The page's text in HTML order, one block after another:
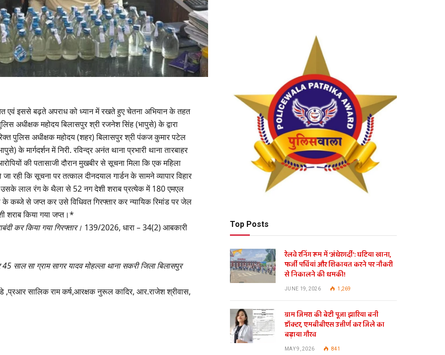
एवं इससे बढ़ते अपराध को ध्यान में रखते हुए चेतना अभियान के तहत
अधीक्षक महोदय बिलासपुर श्री रजनेश सिंह (भापुसे) के द्वारा
पुलिस अधीक्षक महोदय (शहर) बिलासपुर श्री पंकज कुमार पटेल
के मार्गदर्शन में निरी. रविन्द्र अनंत थाना प्रभारी थाना तारबाहर
की पतासाजी दौरान मुखबीर से सूचना मिला कि एक महिला
कि सूचना पर तत्काल दीनदयाल गार्डन के सामने व्यापार विहार
लाल रंग के थैला से 52 नग देशी शराब प्रत्येक में 180 एमएल
कब्जे से जप्त कर उसे विधिवत गिरफ्तार कर न्यायिक रिमांड पर जेल
शराब किया गया जप्त।*
कर किया गया गिरफ्तार। 139/2026, धारा – 34(2) आबकारी
साल सा ग्राम सागर यादव मोहल्ला थाना सकरी जिला बिलासपुर
,प्रआर सालिक राम कर्ष,आरक्षक नुरूल कादिर, आर.राजेश श्रीवास,
Top Posts
रेलवे रनिंग रूम में ‘अंधेरगर्दी’: घटिया खाना,
फर्जी पर्चियां और शिकायत करने पर नौकरी
से निकालने की धमकी!
JUNE 19, 2026 1,269
ग्राम जिमरा की बेटी पूजा झारिया बनी
डॉक्टर, एमबीबीएस उत्तीर्ण कर जिले का
बढ़ाया गौरव
MAY 9, 2026 841